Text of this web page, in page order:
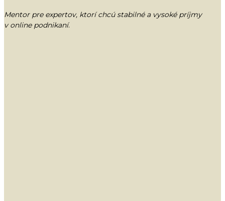
Mentor pre expertov, ktorí chcú stabilné a vysoké príjmy
v online podnikaní.